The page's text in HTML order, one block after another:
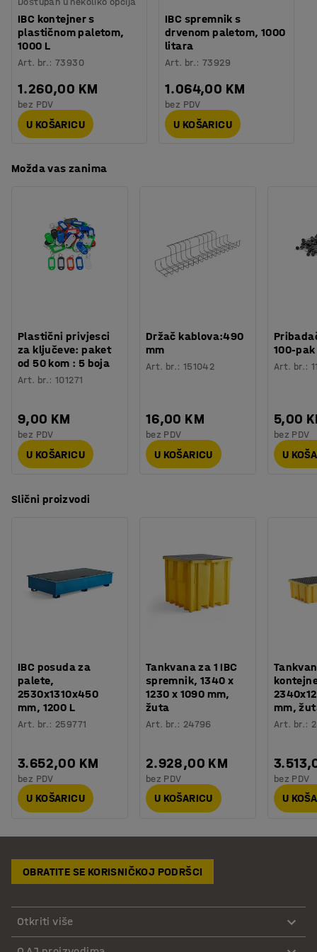
IBC kontejner s
plastičnom paletom,
1000 L
Art. br.:73930
1.260,00 KM
bez PDV
U KOŠARICU
IBC spremnik s
drvenom paletom, 1000
litara
Art. br.:73929
1.064,00 KM
bez PDV
U KOŠARICU
Možda vas zanima
Plastični privjesci
za ključeve: paket
od 50 kom : 5 boja
Art. br.:101271
9,00 KM
bez PDV
U KOŠARICU
Držač kablova:490
mm
Art. br.: 151042
16,00 KM
bez PDV
U KOŠARICU
100-pak
Art. br.:
5,00
bez PDV
U
Slični proizvodi
IBC posuda za
palete,
2530x1310x450
mm, 1200 L
Art. br.: 259771
3.652,00 KM
bez PDV
U KOŠARICU
Tankvana za 1 IBC
spremnik, 1340 x
1230 x 1090 mm,
žuta
Art. br.: 24796
2.928,00 KM
bez PDV
U KOŠARICU
mm,
Art. br.:
bez PDV
U
OBRATITE SE KORISNIČKOJ PODRŠCI
Otkriti više